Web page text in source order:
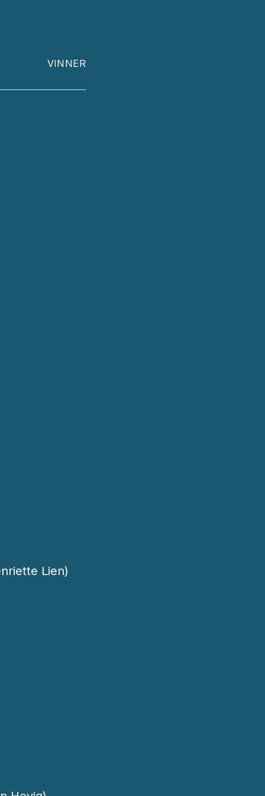
VINNER
Lien)